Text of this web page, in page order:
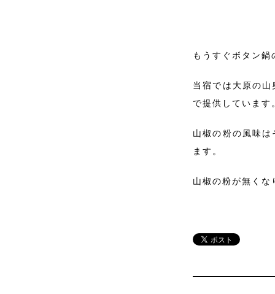
もうすぐボタン
当宿では大原の
で提供しています
山椒の粉の風味
ます。
山椒の粉が無く